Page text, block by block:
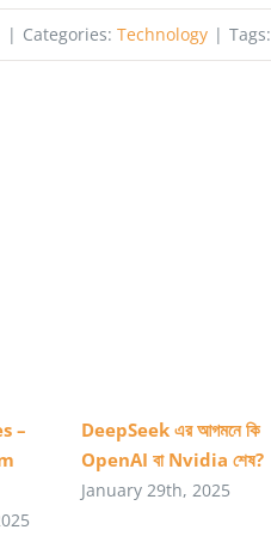
| Categories: Technology | Tags:
–
DeepSeek এর আগমনে কি
OpenAI বা Nvidia শেষ?
January 29th, 2025